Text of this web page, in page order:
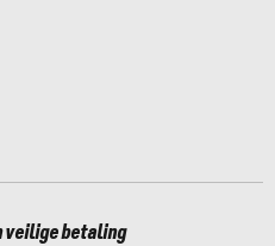
veilige betaling